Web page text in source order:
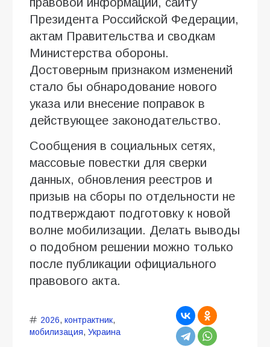
Президента Российской Федерации,
актам Правительства и сводкам
Министерства обороны.
Достоверным признаком изменений
стало бы обнародование нового
указа или внесение поправок в
действующее законодательство.
Сообщения в социальных сетях,
массовые повестки для сверки
данных, обновления реестров и
призыв на сборы по отдельности не
подтверждают подготовку к новой
волне мобилизации. Делать выводы
о подобном решении можно только
после публикации официального
правового акта.
2026, контрактник,
мобилизация, Украина